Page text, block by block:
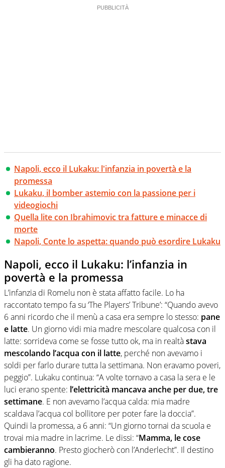
Napoli, ecco il Lukaku: l'infanzia in povertà e la
promessa
Lukaku, il bomber astemio con la passione per i
videogiochi
Quella lite con Ibrahimovic tra fatture e minacce di
morte
Napoli, Conte lo aspetta: quando può esordire Lukaku
Napoli, ecco il Lukaku: l’infanzia in
povertà e la promessa
L’infanzia di Romelu non è stata affatto facile. Lo ha
raccontato tempo fa su ‘The Players’ Tribune’: “Quando avevo
6 anni ricordo che il menù a casa era sempre lo stesso: pane
e latte. Un giorno vidi mia madre mescolare qualcosa con il
latte: sorrideva come se fosse tutto ok, ma in realtàstava
mescolando l’acqua con il latte, perché non avevamo i
soldi per farlo durare tutta la settimana. Non eravamo poveri,
peggio”. Lukaku continua: “A volte tornavo a casa la sera e le
luci erano spente: l’elettricità mancava anche per due, tre
settimane. E non avevamo l’acqua calda: mia madre
scaldava l’acqua col bollitore per poter fare la doccia”.
Quindi la promessa, a 6 anni: “Un giorno tornai da scuola e
trovai mia madre in lacrime. Le dissi: “Mamma, le cose
cambieranno. Presto giocherò con l’Anderlecht”. Il destino
gli ha dato ragione.